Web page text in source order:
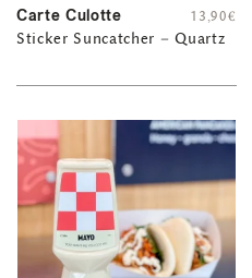
Carte Culotte
Sticker Suncatcher – Quartz
13,90€